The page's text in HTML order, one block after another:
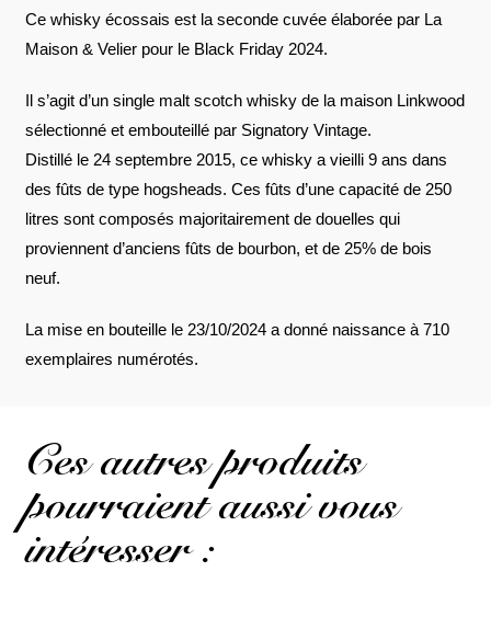
Ce whisky écossais est la seconde cuvée élaborée par La
Maison & Velier pour le Black Friday 2024.
Il s’agit d’un single malt scotch whisky de la maison Linkwood
sélectionné et embouteillé par Signatory Vintage.
Distillé le 24 septembre 2015, ce whisky a vieilli 9 ans dans
des fûts de type hogsheads. Ces fûts d’une capacité de 250
litres sont composés majoritairement de douelles qui
proviennent d’anciens fûts de bourbon, et de 25% de bois
neuf.
La mise en bouteille le 23/10/2024 a donné naissance à 710
exemplaires numérotés.
Ces autres produits
pourraient aussi vous
intéresser :